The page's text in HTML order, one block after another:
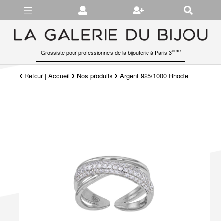
Grossiste pour professionnels de la bijouterie à Paris 3ème
Retour|Accueil Nos produits Argent 925/1000 Rhodié
Gérer les préférences en matière de cookies